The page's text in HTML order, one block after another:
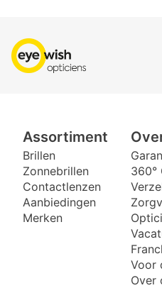
Assortiment
Brillen
Zonnebrillen
Contactlenzen
Aanbiedingen
Merken
360°
Voor
Over